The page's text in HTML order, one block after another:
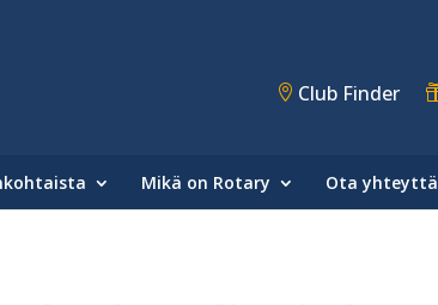
Club Finder
Mikä on Rotary Ota yhteyttä